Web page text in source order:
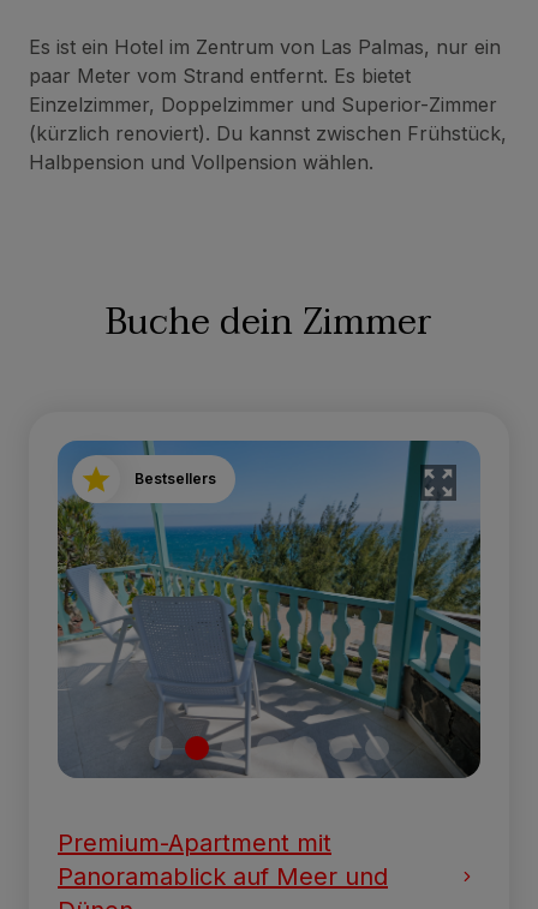
Es ist ein Hotel im Zentrum von Las Palmas, nur ein
paar Meter vom Strand entfernt. Es bietet
Einzelzimmer, Doppelzimmer und Superior-Zimmer
(kürzlich renoviert). Du kannst zwischen Frühstück,
Halbpension und Vollpension wählen.
Buche dein Zimmer
Bestsellers
Premium-Apartment mit
Panoramablick auf Meer und